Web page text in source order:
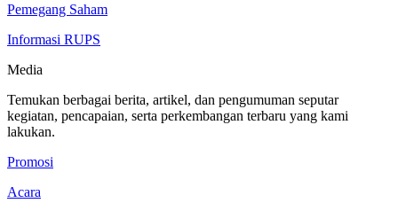
Pemegang Saham
Informasi RUPS
Media
Temukan berbagai berita, artikel, dan pengumuman seputar
kegiatan, pencapaian, serta perkembangan terbaru yang kami
lakukan.
Promosi
Acara